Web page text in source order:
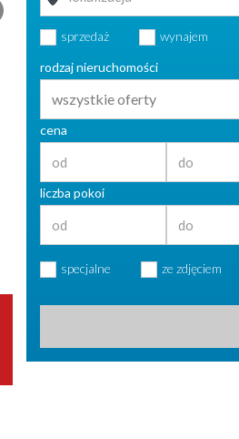
sprzedaż wynajem
rodzaj nieruchomości
wszystkie oferty
cena
liczba pokoi
specjalne ze zdjęciem